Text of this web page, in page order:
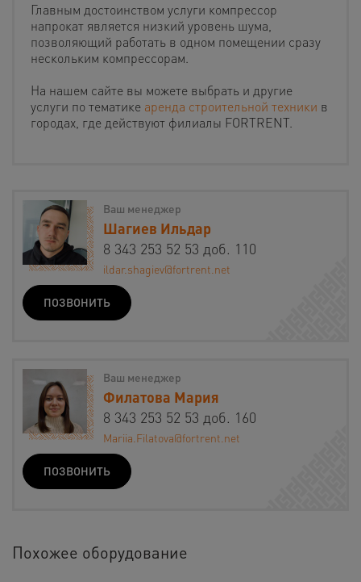
Главным достоинством услуги компрессор
напрокат является низкий уровень шума,
позволяющий работать в одном помещении сразу
нескольким компрессорам.
На нашем сайте вы можете выбрать и другие
услуги по тематике аренда строительной техники в
городах, где действуют филиалы FORTRENT.
Ваш менеджер
Шагиев Ильдар
8 343 253 52 53 доб. 110
ildar.shagiev@fortrent.net
ПОЗВОНИТЬ
Ваш менеджер
Филатова Мария
8 343 253 52 53 доб. 160
Mariia.Filatova@fortrent.net
ПОЗВОНИТЬ
Похожее оборудование